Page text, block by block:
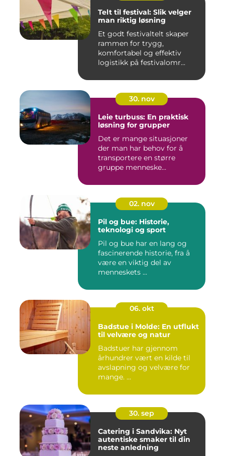
Telt til festival: Slik velger
man riktig løsning
Et godt festivaltelt skaper
rammen for trygg,
komfortabel og effektiv
logistikk på festivalomr...
30. nov
Leie turbuss: En praktisk
løsning for grupper
Det er mange situasjoner
der man har behov for å
transportere en større
gruppe menneske...
02. nov
Pil og bue: Historie,
teknologi og sport
Pil og bue har en lang og
fascinerende historie, fra å
være en viktig del av
menneskets ...
06. okt
Badstue i Molde: En utflukt
til velvære og natur
Badstuer har gjennom
århundrer vært en kilde til
avslapning og velvære for
mange. ...
30. sep
Catering i Sandvika: Nyt
autentiske smaker til din
neste anledning